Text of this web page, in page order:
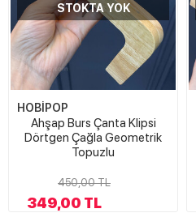
STOKTA YOK
HOBİPOP
Ahşap Burs Çanta Klipsi
Dörtgen Çağla Geometrik
Topuzlu
450,00 TL
349,00 TL